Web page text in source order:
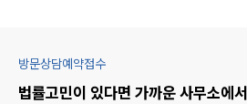
방문상담예약접수
법률고민이 있다면 가까운 사무소에서